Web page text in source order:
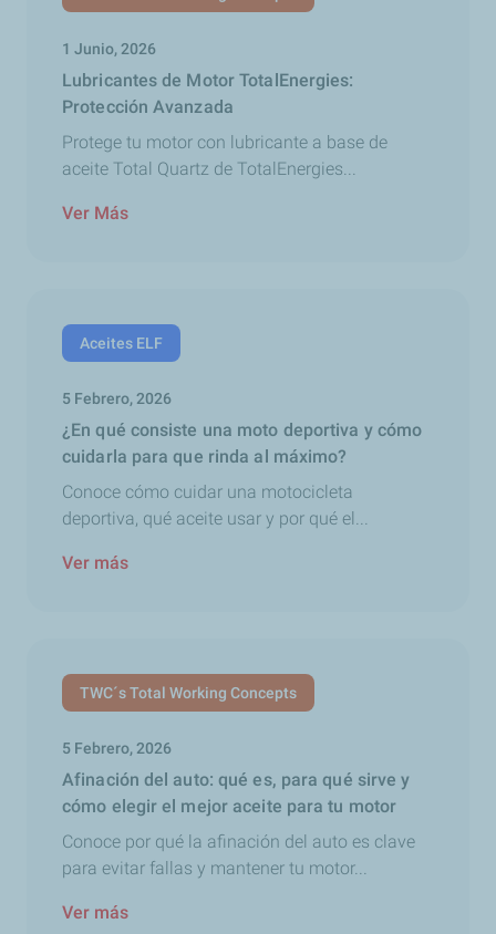
1 Junio, 2026
Lubricantes de Motor TotalEnergies:
Protección Avanzada
Protege tu motor con lubricante a base de
aceite Total Quartz de TotalEnergies...
Ver Más
Aceites ELF
5 Febrero, 2026
¿En qué consiste una moto deportiva y cómo
cuidarla para que rinda al máximo?
Conoce cómo cuidar una motocicleta
deportiva, qué aceite usar y por qué el...
Ver más
TWC´s Total Working Concepts
5 Febrero, 2026
Afinación del auto: qué es, para qué sirve y
cómo elegir el mejor aceite para tu motor
Conoce por qué la afinación del auto es clave
para evitar fallas y mantener tu motor...
Ver más